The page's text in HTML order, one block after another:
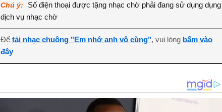
Chú ý:
Số điện thoại được tặng nhạc chờ phải đang sử dụng dụng
dịch vụ nhạc chờ
Để tải nhạc chuông "Em nhớ anh vô cùng", vui lòng bấm vào
đây